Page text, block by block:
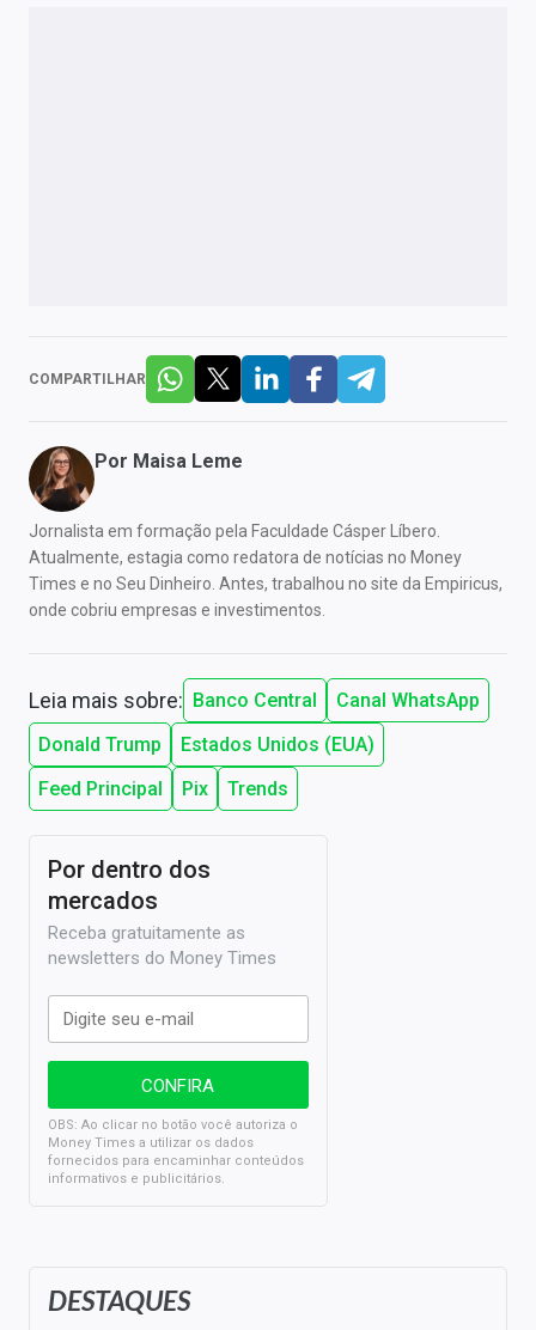
COMPARTILHAR
Por Maisa Leme
Jornalista em formação pela Faculdade Cásper Líbero.
Atualmente, estagia como redatora de notícias no Money
Times e no Seu Dinheiro. Antes, trabalhou no site da Empiricus,
onde cobriu empresas e investimentos.
Leia mais sobre: Banco Central
Canal WhatsApp
Donald Trump
Estados Unidos (EUA)
Feed Principal
Pix Trends
DESTAQUES
Por dentro dos
mercados
Receba gratuitamente as
newsletters do Money Times
OBS: Ao clicar no botão você autoriza o
Money Times a utilizar os dados
fornecidos para encaminhar conteúdos
informativos e publicitários.